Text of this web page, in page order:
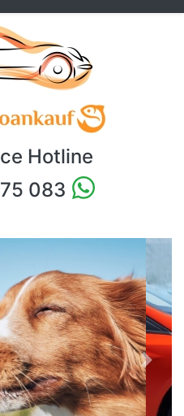
Hotline
083
Next